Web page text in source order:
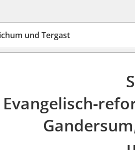
und Tergast
Evangelisch-